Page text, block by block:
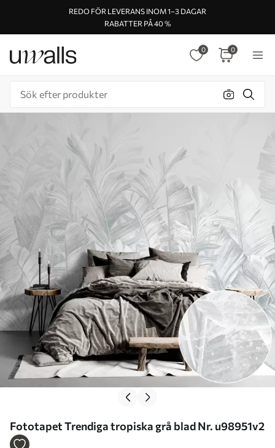
REDO FÖR LEVERANS INOM 1–3 DAGAR
RABATTER PÅ 40 %
0 0
Fototapet Trendiga tropiska grå blad Nr. u98951v2